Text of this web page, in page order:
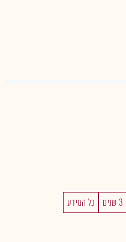
3 שנים כל המידע